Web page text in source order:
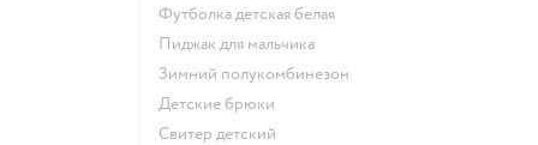
Футболка детская белая
Пиджак для мальчика
Зимний полукомбинезон
Детские брюки
Свитер детский